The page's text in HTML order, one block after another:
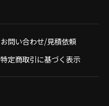
お問い合わせ/見積依頼
特定商取引に基づく表示